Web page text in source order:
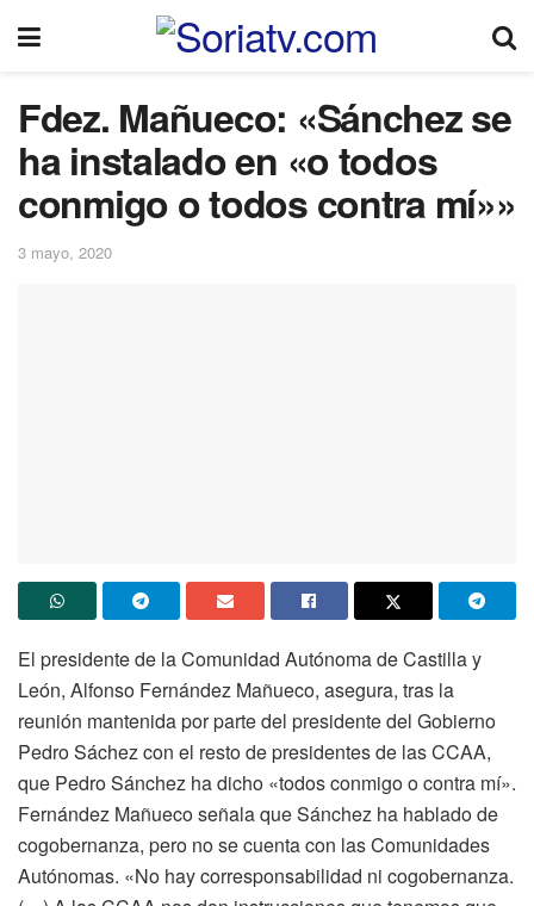
Fdez. Mañueco: «Sánchez se
ha instalado en «o todos
conmigo o todos contra mí»»
3 mayo, 2020
El presidente de la Comunidad Autónoma de Castilla y
León, Alfonso Fernández Mañueco, asegura, tras la
reunión mantenida por parte del presidente del Gobierno
Pedro Sáchez con el resto de presidentes de las CCAA,
que Pedro Sánchez ha dicho «todos conmigo o contra mí».
Fernández Mañueco señala que Sánchez ha hablado de
cogobernanza, pero no se cuenta con las Comunidades
Autónomas. «No hay corresponsabilidad ni cogobernanza.